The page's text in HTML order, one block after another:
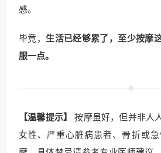
感。
毕竟，生活已经够累了，至少按摩
服一点。
【温馨提示】
按摩虽好，但并非人
女性、严重心脏病患者、骨折或